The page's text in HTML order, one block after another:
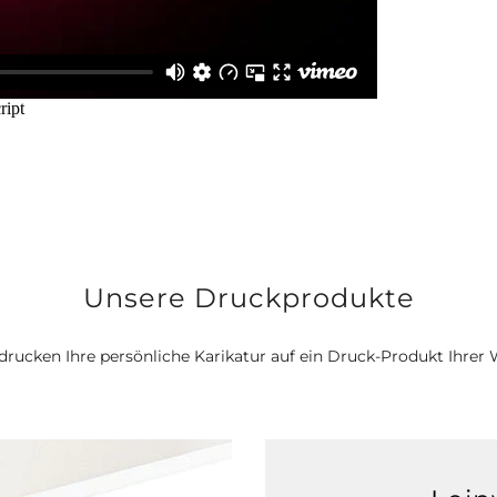
Unsere Druckprodukte
Ihre persönliche Karikatur auf ein Druck-Produkt Ihrer